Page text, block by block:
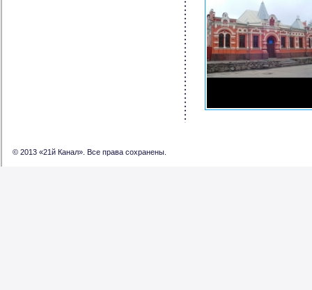
© 2013 «21й Канал». Все права сохранены.